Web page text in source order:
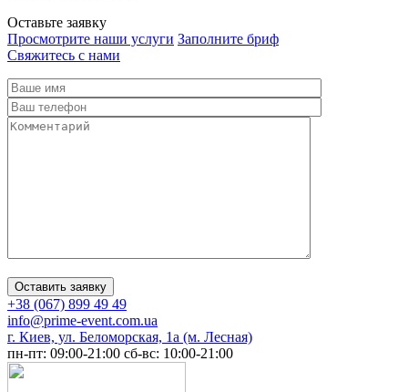
Оставьте заявку
Просмотрите наши услуги Заполните бриф
Свяжитесь с нами
+38 (067) 899 49 49
info@prime-event.com.ua
г. Киев, ул. Беломорская, 1а (м. Лесная)
пн-пт: 09:00-21:00 сб-вс: 10:00-21:00